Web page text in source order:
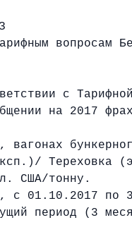
вопросам
с
на 2017
США/тонну.
01.10.2017 по
период (3